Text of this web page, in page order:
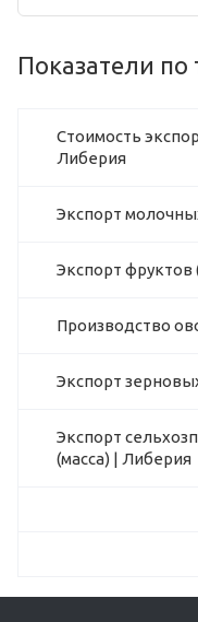
Показатели по
Стоимость
Либерия
Экспорт
Экспорт фруктов
Производство
Экспорт
Экспорт
(масса) | Либерия